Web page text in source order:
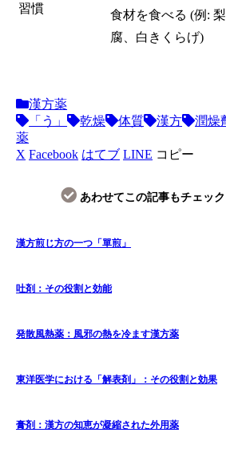
習慣
食材を食べる (例:
腐、白きくらげ)
漢方薬
「う」
乾燥 体質 漢方 潤燥
薬
X Facebook はてブ LINE コピー
あわせてこの記事もチェック
漢方煎じ方の一つ「單煎」
吐剤：その役割と効能
発散風熱薬：風邪の熱を冷ます漢方薬
東洋医学における「解表剤」：その役割と効果
膏剤：漢方の知恵が凝縮された外用薬